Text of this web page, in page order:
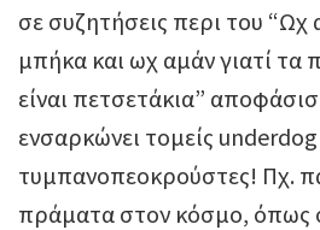
σε συζητήσεις περι του “Ωχ
μπήκα και ωχ αμάν γιατί τα
είναι πετσετάκια”
ενσαρκώνει τομείς
τυμπανοπεοκρούστες! Πχ.
πράματα στον κόσμο, όπως